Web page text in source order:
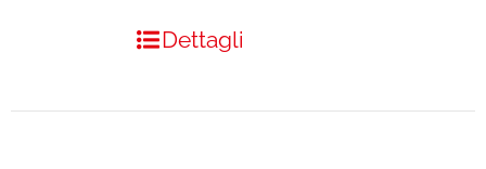
Dettagli